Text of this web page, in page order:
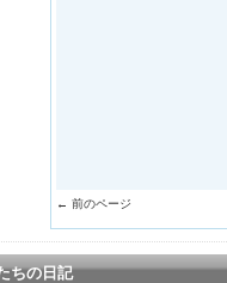
← 前のページ
ちの日記